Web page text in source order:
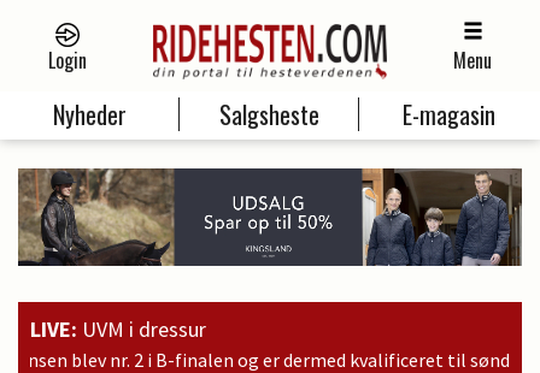
Login Menu
Nyheder Salgsheste E-magasin
LIVE: UVM i dressur
kvalificeret til søndagens finale